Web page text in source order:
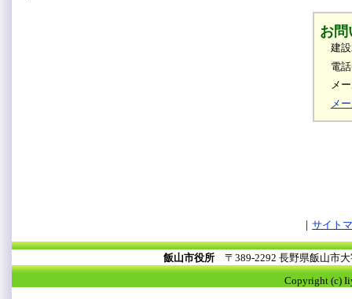
お問
建
電
メ
メ
サイト
飯山市役所 〒389-2292 長野県飯山市
Copyright (c)